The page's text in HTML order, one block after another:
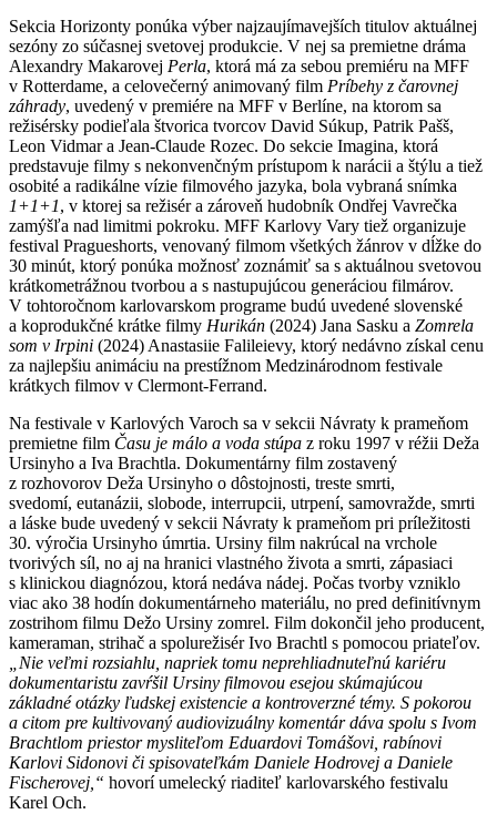
Sekcia Horizonty ponúka výber najzaujímavejších titulov aktuálnej
sezóny zo súčasnej svetovej produkcie. V nej sa premietne dráma
Alexandry Makarovej Perla, ktorá má za sebou premiéru na MFF
v Rotterdame, a celovečerný animovaný film Príbehy z čarovnej
záhrady, uvedený v premiére na MFF v Berlíne, na ktorom sa
režisérsky podieľala štvorica tvorcov David Súkup, Patrik Pašš,
Leon Vidmar a Jean-Claude Rozec. Do sekcie Imagina, ktorá
predstavuje filmy s nekonvenčným prístupom k narácii a štýlu a tiež
osobité a radikálne vízie filmového jazyka, bola vybraná snímka
1+1+1, v ktorej sa režisér a zároveň hudobník Ondřej Vavrečka
zamýšľa nad limitmi pokroku. MFF Karlovy Vary tiež organizuje
festival Pragueshorts, venovaný filmom všetkých žánrov v dĺžke do
30 minút, ktorý ponúka možnosť zoznámiť sa s aktuálnou svetovou
krátkometrážnou tvorbou a s nastupujúcou generáciou filmárov.
V tohtoročnom karlovarskom programe budú uvedené slovenské
a koprodukčné krátke filmy Hurikán (2024) Jana Sasku a Zomrela
som v Irpini (2024) Anastasiie Falileievy, ktorý nedávno získal cenu
za najlepšiu animáciu na prestížnom Medzinárodnom festivale
krátkych filmov v Clermont-Ferrand.
Na festivale v Karlových Varoch sa v sekcii Návraty k prameňom
premietne film Času je málo a voda stúpa z roku 1997 v réžii Deža
Ursinyho a Iva Brachtla. Dokumentárny film zostavený
z rozhovorov Deža Ursinyho o dôstojnosti, treste smrti,
svedomí, eutanázii, slobode, interrupcii, utrpení, samovražde, smrti
a láske bude uvedený v sekcii Návraty k prameňom pri príležitosti
30. výročia Ursinyho úmrtia. Ursiny film nakrúcal na vrchole
tvorivých síl, no aj na hranici vlastného života a smrti, zápasiaci
s klinickou diagnózou, ktorá nedáva nádej. Počas tvorby vzniklo
viac ako 38 hodín dokumentárneho materiálu, no pred definitívnym
zostrihom filmu Dežo Ursiny zomrel. Film dokončil jeho producent,
kameraman, strihač a spolurežisér Ivo Brachtl s pomocou priateľov.
„Nie veľmi rozsiahlu, napriek tomu neprehliadnuteľnú kariéru
dokumentaristu zavŕšil Ursiny filmovou esejou skúmajúcou
základné otázky ľudskej existencie a kontroverzné témy. S pokorou
a citom pre kultivovaný audiovizuálny komentár dáva spolu s Ivom
Brachtlom priestor mysliteľom Eduardovi Tomášovi, rabínovi
Karlovi Sidonovi či spisovateľkám Daniele Hodrovej a Daniele
Fischerovej,“ hovorí umelecký riaditeľ karlovarského festivalu
Karel Och.